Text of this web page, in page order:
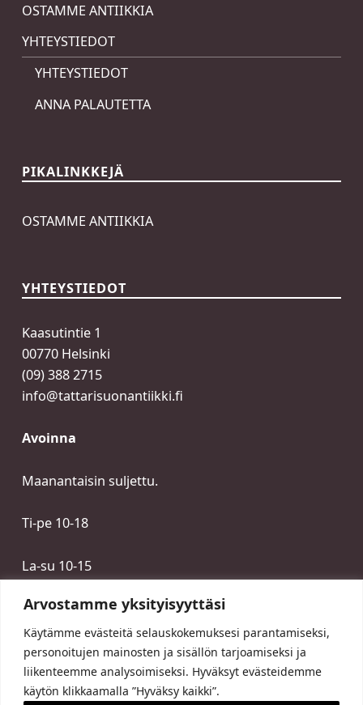
Arvostamme yksityisyyttäsi
Käytämme evästeitä selauskokemuksesi parantamiseksi,
personoitujen mainosten ja sisällön tarjoamiseksi ja
liikenteemme analysoimiseksi. Hyväksyt evästeidemme
käytön klikkaamalla ”Hyväksy kaikki”.
OSTAMME ANTIIKKIA
YHTEYSTIEDOT
YHTEYSTIEDOT
ANNA PALAUTETTA
PIKALINKKEJÄ
OSTAMME ANTIIKKIA
YHTEYSTIEDOT
Kaasutintie 1
00770 Helsinki
(09) 388 2715
info@tattarisuonantiikki.fi
Avoinna
Maanantaisin suljettu.
Ti-pe 10-18
La-su 10-15